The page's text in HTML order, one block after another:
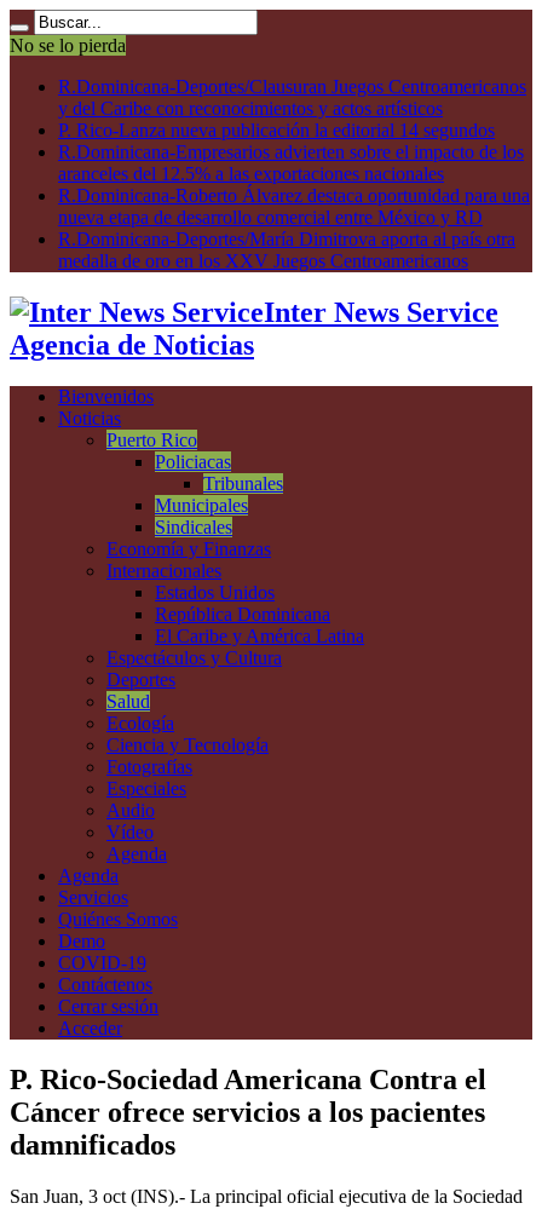
No se lo pierda
R.Dominicana-Deportes/Clausuran Juegos Centroamericanos
y del Caribe con reconocimientos y actos artísticos
P. Rico-Lanza nueva publicación la editorial 14 segundos
R.Dominicana-Empresarios advierten sobre el impacto de los
aranceles del 12.5% a las exportaciones nacionales
R.Dominicana-Roberto Álvarez destaca oportunidad para una
nueva etapa de desarrollo comercial entre México y RD
R.Dominicana-Deportes/María Dimitrova aporta al país otra
medalla de oro en los XXV Juegos Centroamericanos
Inter News Service
Agencia de Noticias
Bienvenidos
Noticias
Puerto Rico
Policiacas
Tribunales
Municipales
Sindicales
Economía y Finanzas
Internacionales
Estados Unidos
República Dominicana
El Caribe y América Latina
Espectáculos y Cultura
Deportes
Salud
Ecología
Ciencia y Tecnología
Fotografías
Especiales
Audio
Vídeo
Agenda
Agenda
Servicios
Quiénes Somos
Demo
COVID-19
Contáctenos
Cerrar sesión
Acceder
P. Rico-Sociedad Americana Contra el
Cáncer ofrece servicios a los pacientes
damnificados
San Juan, 3 oct (INS).- La principal oficial ejecutiva de la Sociedad